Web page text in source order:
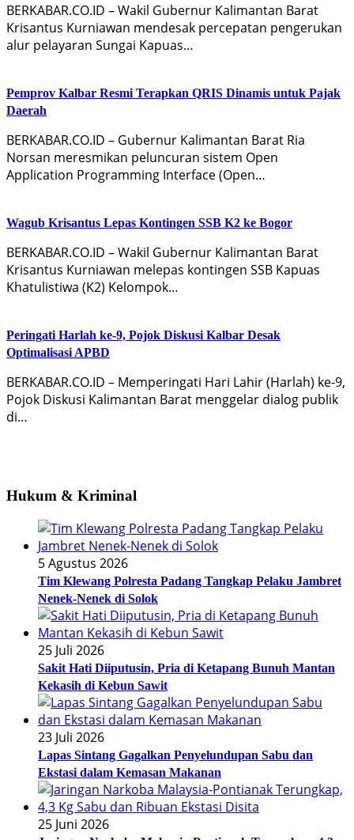
BERKABAR.CO.ID – Wakil Gubernur Kalimantan Barat
Krisantus Kurniawan mendesak percepatan pengerukan
alur pelayaran Sungai Kapuas…
Pemprov Kalbar Resmi Terapkan QRIS Dinamis untuk Pajak
Daerah
BERKABAR.CO.ID – Gubernur Kalimantan Barat Ria
Norsan meresmikan peluncuran sistem Open
Application Programming Interface (Open…
Wagub Krisantus Lepas Kontingen SSB K2 ke Bogor
BERKABAR.CO.ID – Wakil Gubernur Kalimantan Barat
Krisantus Kurniawan melepas kontingen SSB Kapuas
Khatulistiwa (K2) Kelompok…
Peringati Harlah ke-9, Pojok Diskusi Kalbar Desak
Optimalisasi APBD
BERKABAR.CO.ID – Memperingati Hari Lahir (Harlah) ke-9,
Pojok Diskusi Kalimantan Barat menggelar dialog publik
di…
Hukum & Kriminal
5 Agustus 2026
Tim Klewang Polresta Padang Tangkap Pelaku Jambret
Nenek-Nenek di Solok
25 Juli 2026
Sakit Hati Diiputusin, Pria di Ketapang Bunuh Mantan
Kekasih di Kebun Sawit
23 Juli 2026
Lapas Sintang Gagalkan Penyelundupan Sabu dan
Ekstasi dalam Kemasan Makanan
25 Juni 2026